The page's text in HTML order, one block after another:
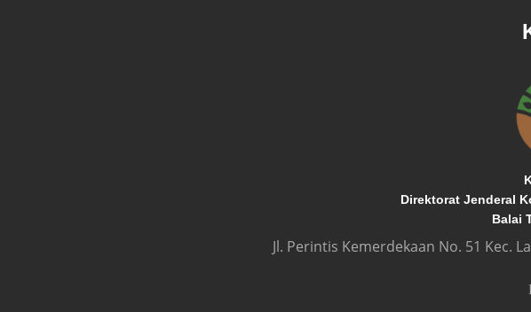
Direktorat Jenderal
Balai
Jl. Perintis Kemerdekaan No. 51 Kec.